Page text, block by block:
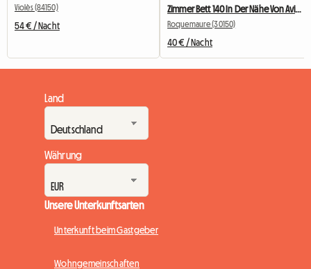
Violès (84150)
54 € / Nacht
Zimmer Bett 140 In Der Nähe Von Avignon Orange 20 Mn Von Marcoule
Roquemaure (30150)
40 € / Nacht
Land
Währung
Unsere Unterkunftsarten
Unterkunft beim Gastgeber
Wohngemeinschaften